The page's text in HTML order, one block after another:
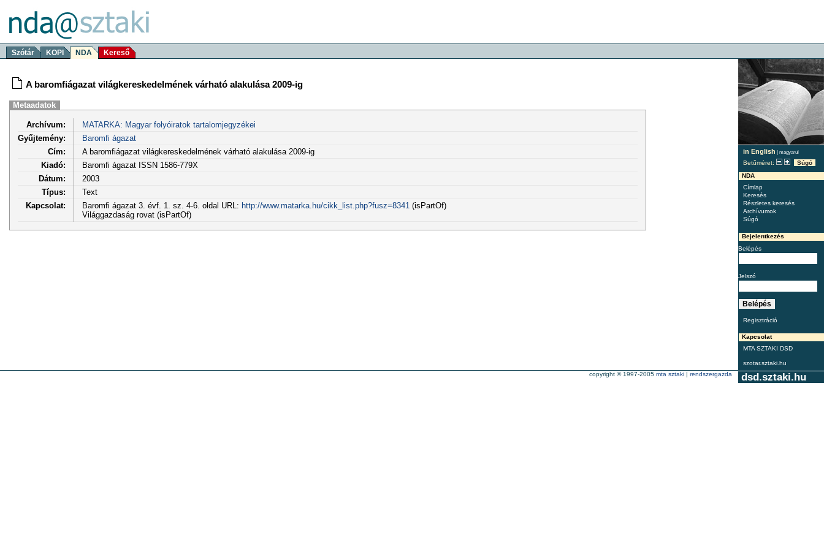
Szótár KOPI NDA Kereső
in English | magyarul
Betűméret:
Súgó
NDA
Címlap
Keresés
Részletes keresés
Archívumok
Súgó
Bejelentkezés
Belépés
Jelszó
Regisztráció
Kapcsolat
MTA SZTAKI DSD
szotar.sztaki.hu
A baromfiágazat világkereskedelmének várható alakulása 2009-ig
Metaadatok
Archívum:
MATARKA: Magyar folyóiratok tartalomjegyzékei
Gyűjtemény:
Baromfi ágazat
Cím:
A baromfiágazat világkereskedelmének várható alakulása 2009-ig
Kiadó:
Baromfi ágazat ISSN 1586-779X
Dátum:
2003
Típus:
Text
Kapcsolat:
Baromfi ágazat 3. évf. 1. sz. 4-6. oldal URL: http://www.matarka.hu/cikk_list.php?fusz=8341 (isPartOf)
Világgazdaság rovat (isPartOf)
dsd.sztaki.hu
copyright © 1997-2005 mta sztaki | rendszergazda